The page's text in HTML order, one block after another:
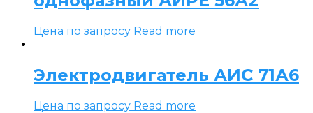
Цена по запросу Read more
Электродвигатель АИС 71А6
Цена по запросу Read more